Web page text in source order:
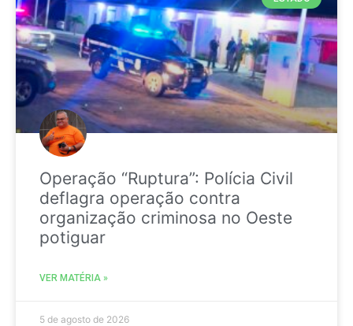
Operação “Ruptura”: Polícia Civil
deflagra operação contra
organização criminosa no Oeste
potiguar
VER MATÉRIA »
5 de agosto de 2026